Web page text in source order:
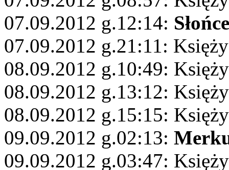
07.09.2012 g.12:14: Słońce
07.09.2012 g.21:11:
08.09.2012 g.10:49:
08.09.2012 g.13:12:
08.09.2012 g.15:15:
09.09.2012 g.02:13:
09.09.2012 g.03:47: